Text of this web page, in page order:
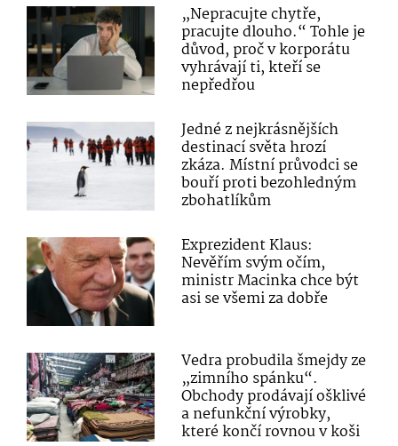
„Nepracujte chytře,
pracujte dlouho.“ Tohle je
důvod, proč v korporátu
vyhrávají ti, kteří se
nepředřou
Jedné z nejkrásnějších
destinací světa hrozí
zkáza. Místní průvodci se
bouří proti bezohledným
zbohatlíkům
Exprezident Klaus:
Nevěřím svým očím,
ministr Macinka chce být
asi se všemi za dobře
Vedra probudila šmejdy ze
„zimního spánku“.
Obchody prodávají ošklivé
a nefunkční výrobky,
které končí rovnou v koši